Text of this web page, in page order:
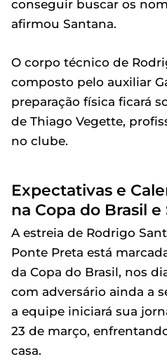
conseguir buscar os
afirmou Santana.
O corpo técnico de
composto pelo auxiliar
preparação física ficará
de Thiago Vegette,
no clube.
Expectativas e
na Copa do Brasil e
A estreia de Rodrigo
Ponte Preta está
da Copa do Brasil, nos
com adversário ainda a
a equipe iniciará sua
23 de março,
casa.